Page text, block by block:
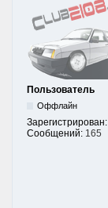
Пользователь
Оффлайн
Зарегистрирован:
Сообщений: 165